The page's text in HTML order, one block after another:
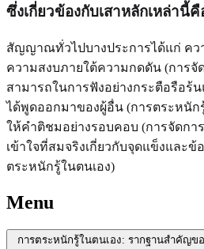
ซึ่งเกี่ยวข้องกับเสาหลักเหล่านี้คื
สัญญาณทั่วไปบางประการได้แก่ คว
ความสงบภายใต้ความกดดัน (การจั
สามารถในการฟังอย่างกระตือรือร้
ได้พูดออกมาของผู้อื่น (การตระหนัก
ให้คำติชมอย่างรอบคอบ (การจัดก
เข้าใจที่สมจริงเกี่ยวกับจุดแข็งและข้
ตระหนักรู้ในตนเอง)
Menu
การตระหนักรู้ในตนเอง: รากฐานสำคัญ